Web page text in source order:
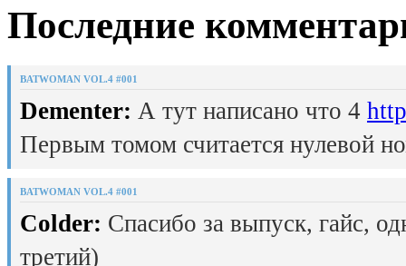
Последние
BATWOMAN VOL.4 #001
Dementer: А тут написано что 4
Первым томом считается нулевой
BATWOMAN VOL.4 #001
Colder: Спасибо за выпуск, гайс,
третий)